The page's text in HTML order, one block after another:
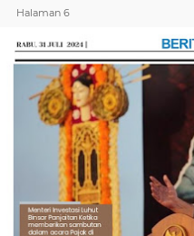
Halaman 6